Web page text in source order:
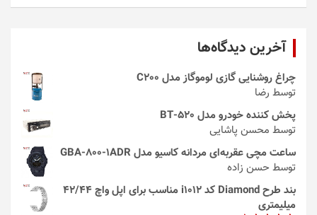
آخرین دیدگاه‌ها
چراغ روشنایی گازی لوموگاز مدل C200
توسط رضا
پخش کننده خودرو مدل 520-BT
توسط محسن پاشایی
ساعت مچی عقربه‌ای مردانه کاسیو مدل GBA-800-1ADR
توسط حسن زاده
بند طرح Diamond کد i1012 مناسب برای اپل واچ 42/44
میلیمتری